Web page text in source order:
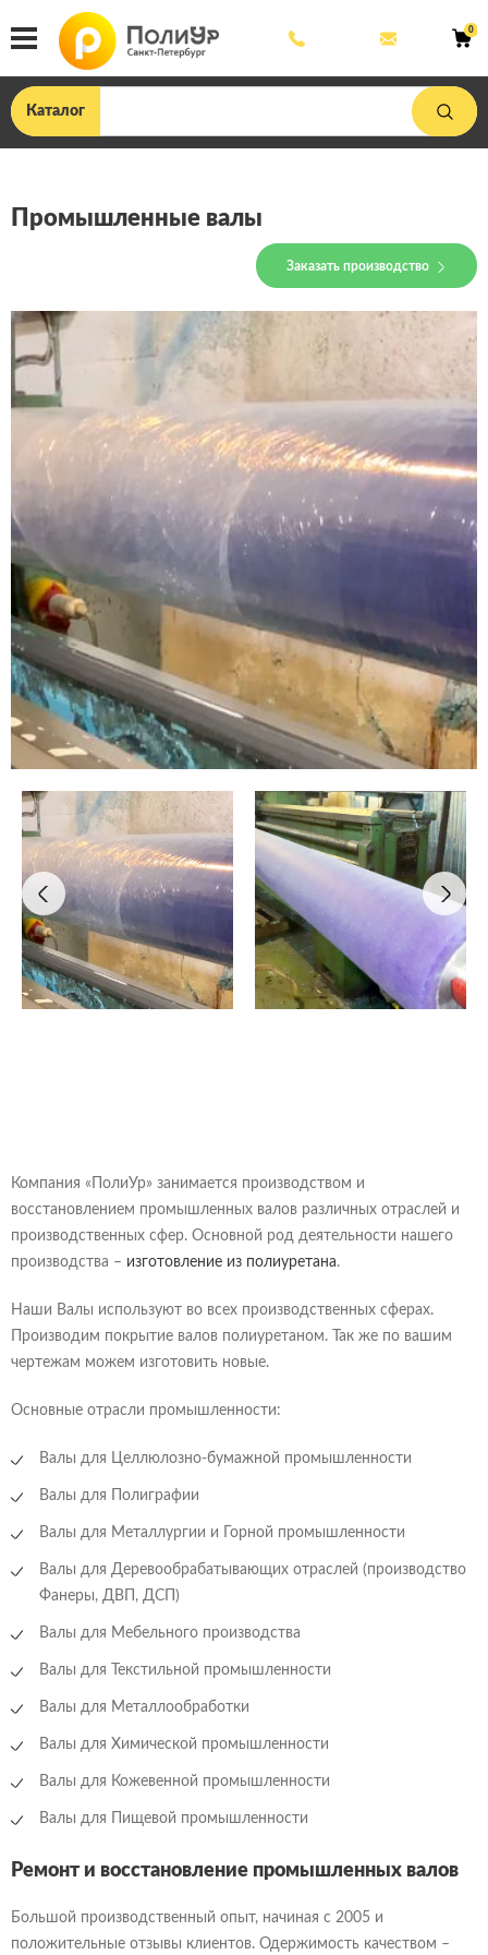
33
0
Каталог
Промышленные валы
Заказать производство
Компания «ПолиУр» занимается производством и
восстановлением промышленных валов различных отраслей и
производственных сфер. Основной род деятельности нашего
производства – изготовление из полиуретана.
Наши Валы используют во всех производственных сферах.
Производим покрытие валов полиуретаном. Так же по вашим
чертежам можем изготовить новые.
Основные отрасли промышленности:
Валы для Целлюлозно-бумажной промышленности
Валы для Полиграфии
Валы для Металлургии и Горной промышленности
Валы для Деревообрабатывающих отраслей (производство
Фанеры, ДВП, ДСП)
Валы для Мебельного производства
Валы для Текстильной промышленности
Валы для Металлообработки
Валы для Химической промышленности
Валы для Кожевенной промышленности
Валы для Пищевой промышленности
Ремонт и восстановление промышленных валов
Большой производственный опыт, начиная с 2005 и
положительные отзывы клиентов. Одержимость качеством –